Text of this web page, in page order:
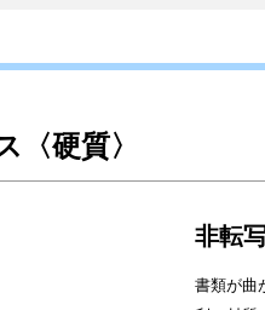
〈硬質〉
非転
書類が曲